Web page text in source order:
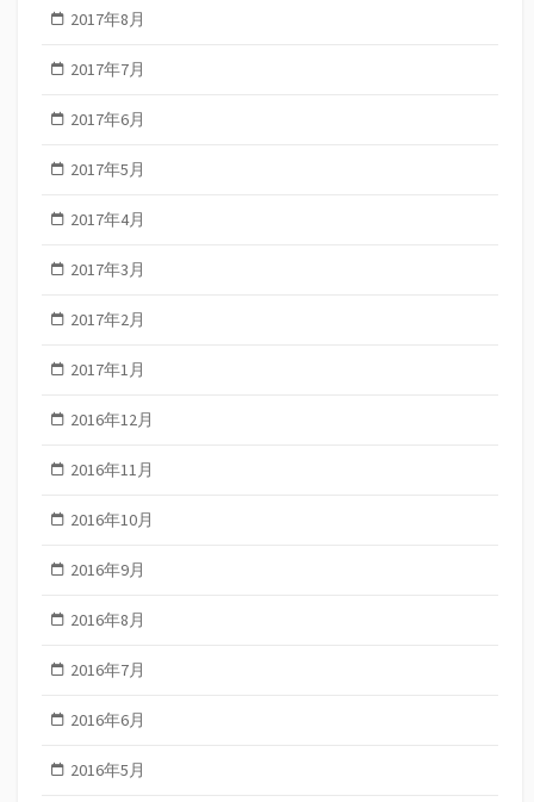
2017年8月
2017年7月
2017年6月
2017年5月
2017年4月
2017年3月
2017年2月
2017年1月
2016年12月
2016年11月
2016年10月
2016年9月
2016年8月
2016年7月
2016年6月
2016年5月